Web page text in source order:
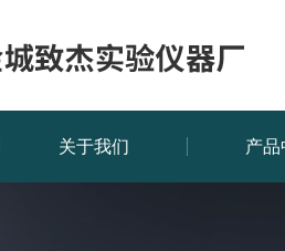
关于我们 产品